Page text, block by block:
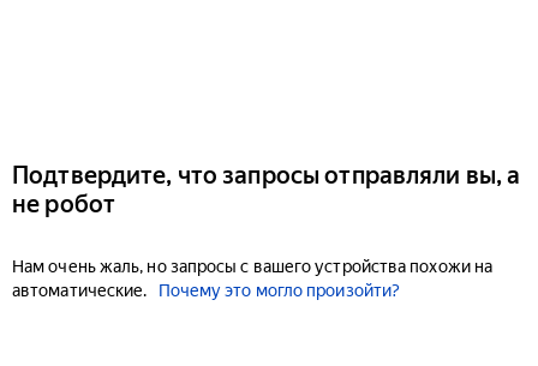
Подтвердите, что запросы отправляли вы, а
не робот
Нам очень жаль, но запросы с вашего устройства похожи на
автоматические.
Почему это могло произойти?